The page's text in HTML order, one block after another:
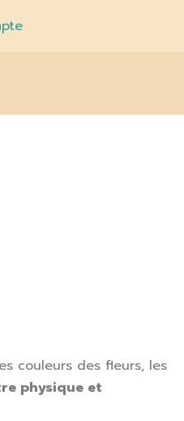
couleurs des fleurs, les
physique et